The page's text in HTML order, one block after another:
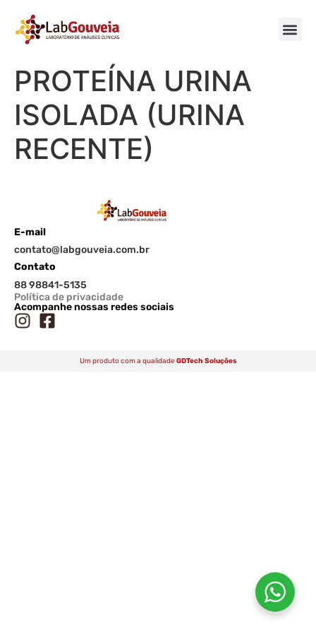
PROTEÍNA URINA
ISOLADA (URINA
RECENTE)
E-mail
contato@labgouveia.com.br
Contato
88 98841-5135
Política de privacidade
Acompanhe nossas redes sociais
Um produto com a qualidade GDTech Soluções